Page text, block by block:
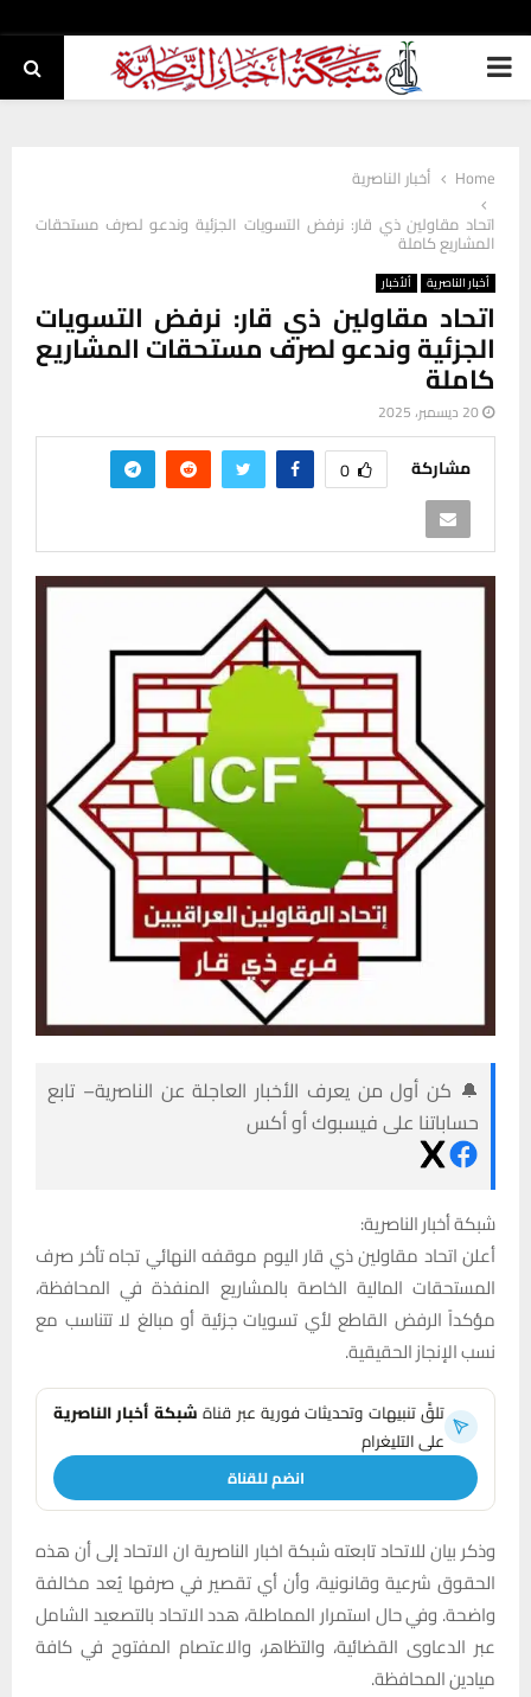
PRIMARY
Home
أخبار الناصرية
اتحاد مقاولين ذي قار: نرفض التسويات الجزئية وندعو لصرف مستحقات
المشاريع كاملة
أخبار الناصرية ألأخبار
اتحاد مقاولين ذي قار: نرفض التسويات
الجزئية وندعو لصرف مستحقات المشاريع
كاملة
20 ديسمبر، 2025
مشاركة 0
🔔 كن أول من يعرف الأخبار العاجلة عن الناصرية– تابع
حساباتنا على فيسبوك أو أكس
شبكة أخبار الناصرية:
أعلن اتحاد مقاولين ذي قار اليوم موقفه النهائي تجاه تأخر صرف
المستحقات المالية الخاصة بالمشاريع المنفذة في المحافظة،
مؤكداً الرفض القاطع لأي تسويات جزئية أو مبالغ لا تتناسب مع
نسب الإنجاز الحقيقية.
تلقَّ تنبيهات وتحديثات فورية عبر قناةشبكة أخبار الناصرية
على التليغرام
انضم للقناة
وذكر بيان للاتحاد تابعته شبكة اخبار الناصرية ان الاتحاد إلى أن هذه
الحقوق شرعية وقانونية، وأن أي تقصير في صرفها يُعد مخالفة
واضحة. وفي حال استمرار المماطلة، هدد الاتحاد بالتصعيد الشامل
عبر الدعاوى القضائية، والتظاهر، والاعتصام المفتوح في كافة
ميادين المحافظة.